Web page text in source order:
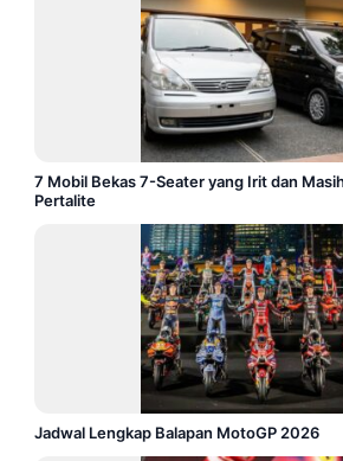
7 Mobil Bekas 7-Seater yang Irit dan
Pertalite
Jadwal Lengkap Balapan MotoGP 2026